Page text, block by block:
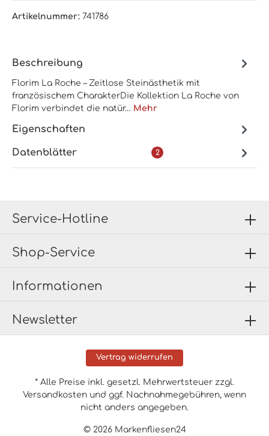
Artikelnummer: 741786
Beschreibung
Florim La Roche – Zeitlose Steinästhetik mit
französischem CharakterDie Kollektion La Roche von
Florim verbindet die natür… Mehr
Eigenschaften
Datenblätter 2
Newsletter
Service-Hotline
Shop-Service
Informationen
Vertrag widerrufen
© 2026 Markenfliesen24
* Alle Preise inkl. gesetzl. Mehrwertsteuer zzgl.
Versandkosten und ggf. Nachnahmegebühren, wenn
nicht anders angegeben.